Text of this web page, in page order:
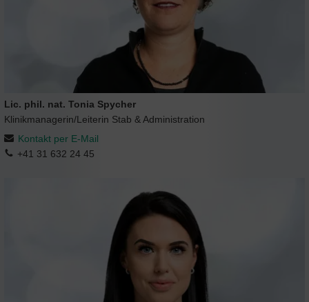
Lic. phil. nat. Tonia Spycher
Klinikmanagerin/Leiterin Stab & Administration
Kontakt per E-Mail
+41 31 632 24 45